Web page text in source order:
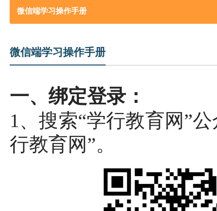
微信端学习操作手册
微信端学习操作手册
一、绑定登录：
1、搜索“学行教育网”
行教育网”。